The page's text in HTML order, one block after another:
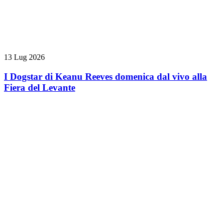
13 Lug 2026
I Dogstar di Keanu Reeves domenica dal vivo alla
Fiera del Levante